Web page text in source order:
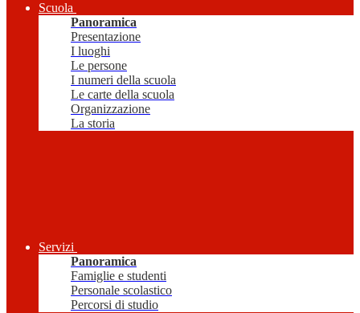
Scuola
Panoramica
Presentazione
I luoghi
Le persone
I numeri della scuola
Le carte della scuola
Organizzazione
La storia
Servizi
Panoramica
Famiglie e studenti
Personale scolastico
Percorsi di studio